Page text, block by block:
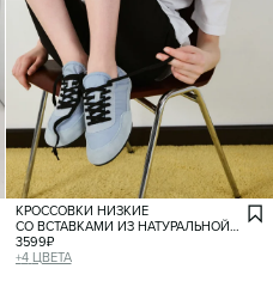
КРОССОВКИ НИЗКИЕ
СО ВСТАВКАМИ ИЗ НАТУРАЛЬНОЙ
ЗАМШИ
3599₽
+4 ЦВЕТА